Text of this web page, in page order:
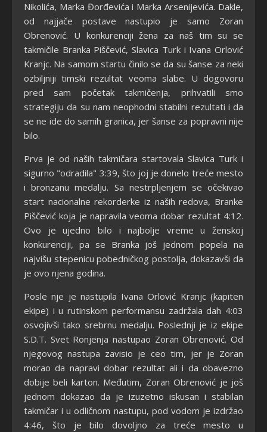
Nikolića, Marka Đorđevića i Marka Arsenijevića. Dakle,
od najjače postave nastupio je samo Zoran
Obrenović. U konkurenciji žena za naš tim su se
takmičile Branka Piščević, Slavica Turk i Ivana Orlović
Kranjc. Na samom startu činilo se da su šanse za neki
ozbiljniji timski rezultat veoma slabe. U dogovoru
pred sam početak takmičenja, prihvatili smo
strategiju da su nam neophodni stabilni rezultati i da
se ne ide do samih granica, jer šanse za popravni nije
bilo.
Prva je od naših takmičara startovala Slavica Turk i
sigurno "odradila" 3:39, što joj je donelo treće mesto
i bronzanu medalju. Sa nestrpljenjem se očekivao
start nacionalne rekorderke iz naših redova, Branke
Piščević koja je napravila veoma dobar rezultat 4:12.
Ovo je ujedno bilo i najbolje vreme u ženskoj
konkurenciji, pa se Branka još jednom popela na
najvišu stepenicu pobedničkog postolja, dokazavši da
je ovo njena godina.
Posle nje je nastupila Ivana Orlović Kranjc (kapiten
ekipe) i u rutinskom performansu zadržala dah 4:03
osvojivši tako srebrnu medalju. Poslednji je iz ekipe
S.D.T. Svet Ronjenja nastupao Zoran Obrenović. Od
njegovog nastupa zavisio je ceo tim, jer je Zoran
morao da napravi dobar rezultat ali i da obavezno
dobije beli karton. Međutim, Zoran Obrenović je još
jednom dokazao da je izuzetno iskusan i stabilan
takmičar i u odličnom nastupu, pod vodom je izdržao
4:46, što je bilo dovoljno za treće mesto u